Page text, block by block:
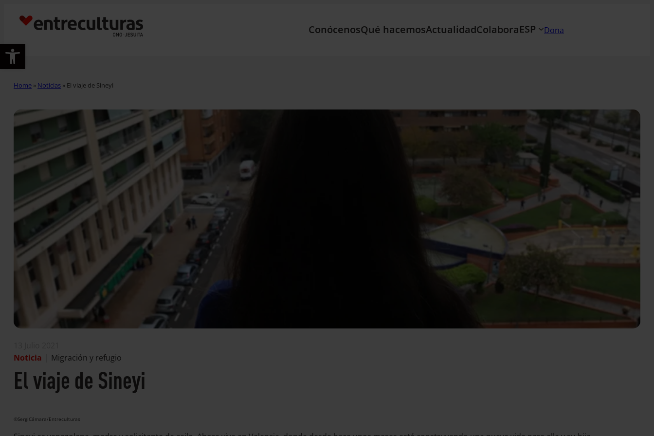
Abrir barra de herramientas
ConócenosQué hacemosActualidadColaboraESP Dona
Home » Noticias » El viaje de Sineyi
Noticia
Migración y refugio
El viaje de Sineyi
©SergiCámara/Entreculturas